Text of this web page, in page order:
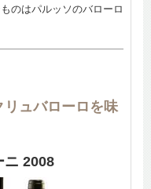
のはパルッソのバローロ
ュバローロを味
ニ 2008